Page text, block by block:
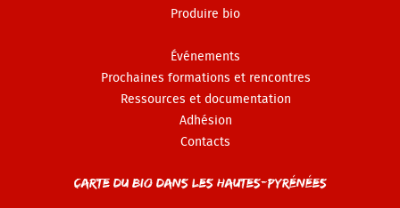
Produire bio
Événements
Prochaines formations et rencontres
Ressources et documentation
Adhésion
Contacts
Carte du Bio dans les Hautes-Pyrénées